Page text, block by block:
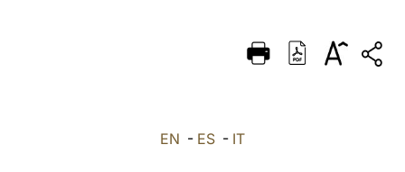
DEUTSCH
EN - ES - IT